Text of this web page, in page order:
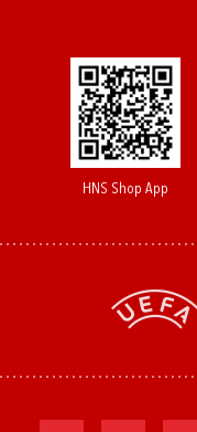
HNS Shop App